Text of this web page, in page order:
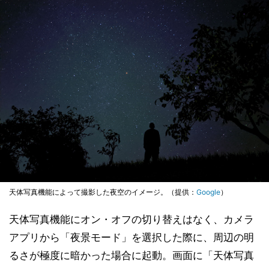
天体写真機能によって撮影した夜空のイメージ。（提供： Google）
天体写真機能にオン・オフの切り替えはなく、カメラ
アプリから「夜景モード」を選択した際に、周辺の明
るさが極度に暗かった場合に起動。画面に「天体写真